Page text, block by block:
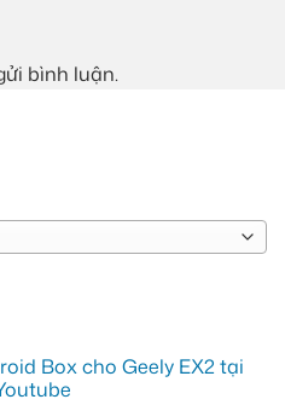
bình luận.
Box cho Geely EX2 tại